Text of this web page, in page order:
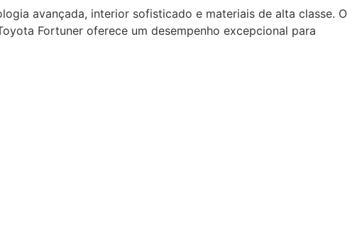
avançada, interior sofisticado e materiais de alta classe. O
Fortuner oferece um desempenho excepcional para